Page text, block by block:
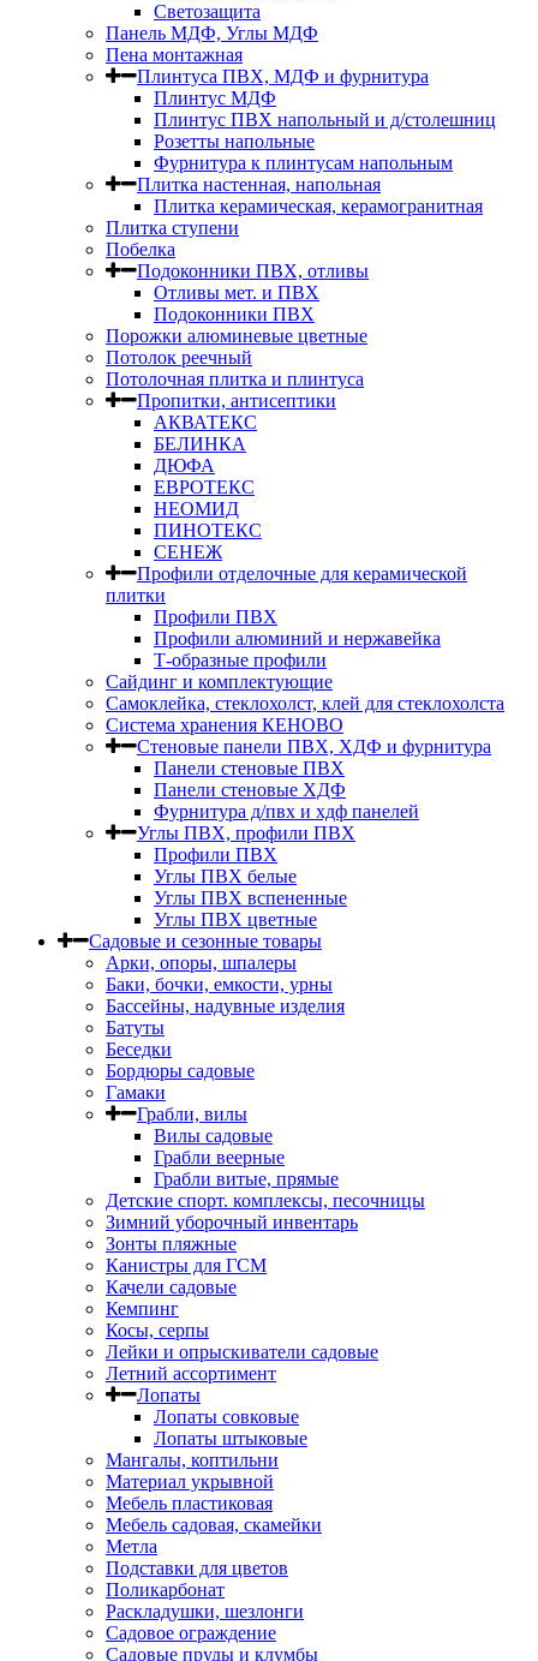
Светозащита
Панель МДФ, Углы МДФ
Пена монтажная
Плинтуса ПВХ, МДФ и фурнитура
Плинтус МДФ
Плинтус ПВХ напольный и д/столешниц
Розетты напольные
Фурнитура к плинтусам напольным
Плитка настенная, напольная
Плитка керамическая, керамогранитная
Плитка ступени
Побелка
Подоконники ПВХ, отливы
Отливы мет. и ПВХ
Подоконники ПВХ
Порожки алюминевые цветные
Потолок реечный
Потолочная плитка и плинтуса
Пропитки, антисептики
АКВАТЕКС
БЕЛИНКА
ДЮФА
ЕВРОТЕКС
НЕОМИД
ПИНОТЕКС
СЕНЕЖ
Профили отделочные для керамической
плитки
Профили ПВХ
Профили алюминий и нержавейка
Т-образные профили
Сайдинг и комплектующие
Самоклейка, стеклохолст, клей для стеклохолста
Система хранения КЕНОВО
Стеновые панели ПВХ, ХДФ и фурнитура
Панели стеновые ПВХ
Панели стеновые ХДФ
Фурнитура д/пвх и хдф панелей
Углы ПВХ, профили ПВХ
Профили ПВХ
Углы ПВХ белые
Углы ПВХ вспененные
Углы ПВХ цветные
Садовые и сезонные товары
Арки, опоры, шпалеры
Баки, бочки, емкости, урны
Бассейны, надувные изделия
Батуты
Беседки
Бордюры садовые
Гамаки
Грабли, вилы
Вилы садовые
Грабли веерные
Грабли витые, прямые
Детские спорт. комплексы, песочницы
Зимний уборочный инвентарь
Зонты пляжные
Канистры для ГСМ
Качели садовые
Кемпинг
Косы, серпы
Лейки и опрыскиватели садовые
Летний ассортимент
Лопаты
Лопаты совковые
Лопаты штыковые
Мангалы, коптильни
Материал укрывной
Мебель пластиковая
Мебель садовая, скамейки
Метла
Подставки для цветов
Поликарбонат
Раскладушки, шезлонги
Садовое ограждение
Садовые пруды и клумбы